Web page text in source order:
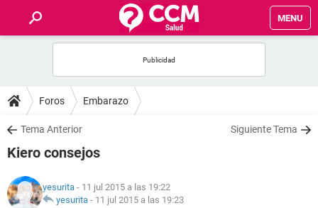
MENU
FOROS
SALUD
NUTRICIÓN
Foros Embarazo
Tema Anterior Siguiente Tema
Kiero consejos
yesurita - 11 jul 2015 a las 19:22
yesurita - 11 jul 2015 a las 19:23